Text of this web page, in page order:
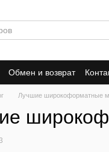
Обмен и возврат
Отзывы о магазине
Лучшие широкоформатные